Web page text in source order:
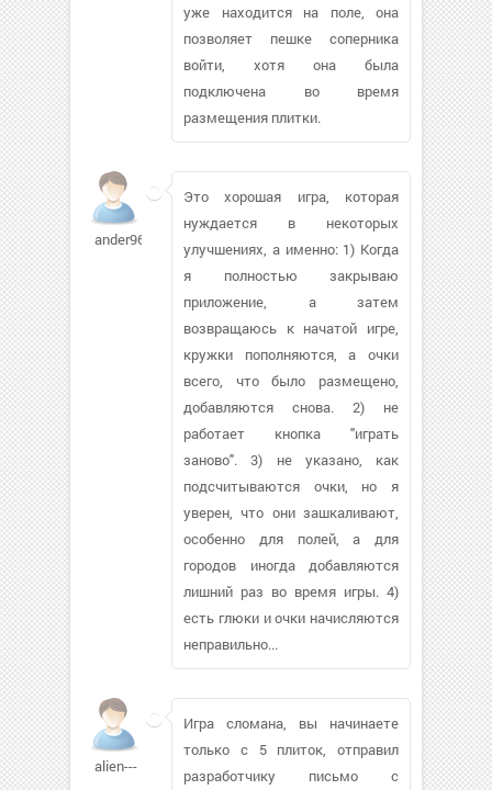
уже находится на поле, она
позволяет пешке соперника
войти, хотя она была
подключена во время
размещения плитки.
ander96
Это хорошая игра, которая
нуждается в некоторых
улучшениях, а именно: 1) Когда
я полностью закрываю
приложение, а затем
возвращаюсь к начатой игре,
кружки пополняются, а очки
всего, что было размещено,
добавляются снова. 2) не
работает кнопка "играть
заново". 3) не указано, как
подсчитываются очки, но я
уверен, что они зашкаливают,
особенно для полей, а для
городов иногда добавляются
лишний раз во время игры. 4)
есть глюки и очки начисляются
неправильно...
alien---
Игра сломана, вы начинаете
только с 5 плиток, отправил
разработчику письмо с